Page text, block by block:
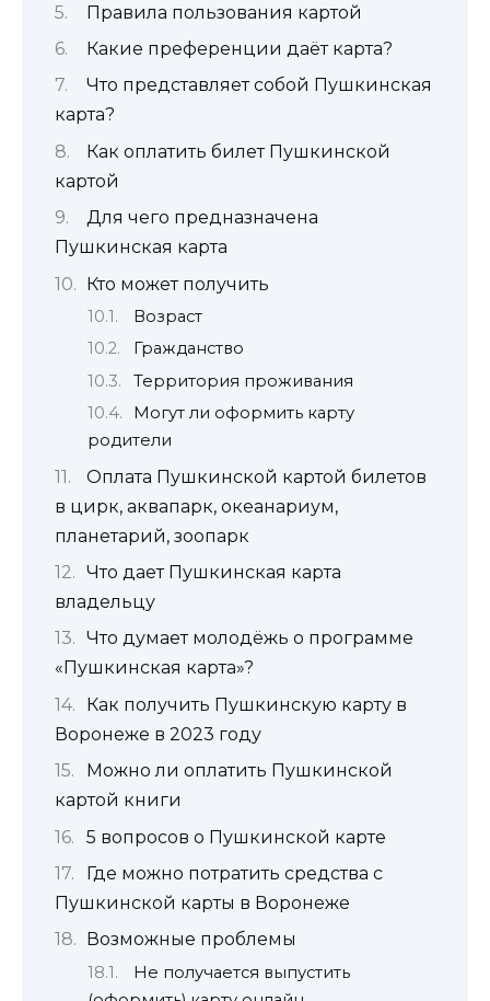
Правила пользования картой
Какие преференции даёт карта?
Что представляет собой Пушкинская
карта?
Как оплатить билет Пушкинской
картой
Для чего предназначена
Пушкинская карта
Кто может получить
Возраст
Гражданство
Территория проживания
Могут ли оформить карту
родители
Оплата Пушкинской картой билетов
в цирк, аквапарк, океанариум,
планетарий, зоопарк
Что дает Пушкинская карта
владельцу
Что думает молодёжь о программе
«Пушкинская карта»?
Как получить Пушкинскую карту в
Воронеже в 2023 году
Можно ли оплатить Пушкинской
картой книги
5 вопросов о Пушкинской карте
Где можно потратить средства с
Пушкинской карты в Воронеже
Возможные проблемы
Не получается выпустить